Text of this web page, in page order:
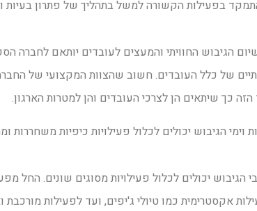
בפעילות הקשורה למשל בתהליך של פתרון
הגיבוש החוויתי והמעצים לעובדים יותאם לחברה
של כלל העובדים. חשוב שהצוות המקצועי של החברה
הזה כך שיתאים הן לצרכי העובדים והן למטרות הארגון.
וימי הגיבוש יכולים לכלול פעילויות כיפיות
הגיבוש יכולים לכלול פעילויות מסוגים שונים.
אקסטרימית כמו טיולי ג'יפים, ועד לפעילות